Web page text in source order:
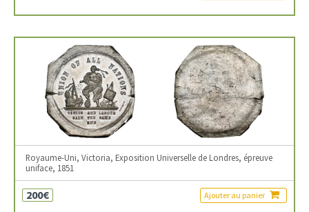
Royaume-Uni, Victoria, Exposition Universelle de Londres, épreuve
uniface, 1851
200€ Ajouter au panier